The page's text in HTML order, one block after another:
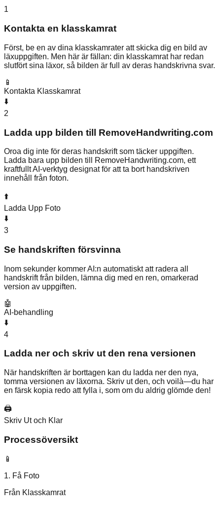
1
Kontakta en klasskamrat
Först, be en av dina klasskamrater att skicka dig en bild av
läxuppgiften. Men här är fällan: din klasskamrat har redan
slutfört sina läxor, så bilden är full av deras handskrivna svar.
📱
Kontakta Klasskamrat
⬇️
2
Ladda upp bilden till RemoveHandwriting.com
Oroa dig inte för deras handskrift som täcker uppgiften.
Ladda bara upp bilden till RemoveHandwriting.com, ett
kraftfullt AI-verktyg designat för att ta bort handskriven
innehåll från foton.
⬆️
Ladda Upp Foto
⬇️
3
Se handskriften försvinna
Inom sekunder kommer AI:n automatiskt att radera all
handskrift från bilden, lämna dig med en ren, omarkerad
version av uppgiften.
🤖
AI-behandling
⬇️
4
Ladda ner och skriv ut den rena versionen
När handskriften är borttagen kan du ladda ner den nya,
tomma versionen av läxorna. Skriv ut den, och voilà—du har
en färsk kopia redo att fylla i, som om du aldrig glömde den!
🖨️
Skriv Ut och Klar
Processöversikt
📱
1. Få Foto
Från Klasskamrat